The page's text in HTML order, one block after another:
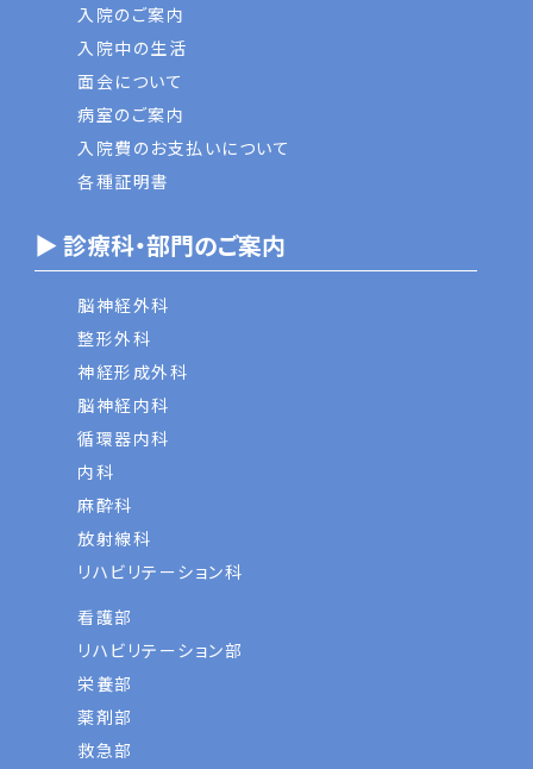
入院のご案内
入院中の生活
面会について
病室のご案内
入院費のお支払いについて
各種証明書
▶ 診療科・部門のご案内
脳神経外科
整形外科
神経形成外科
脳神経内科
循環器内科
内科
麻酔科
放射線科
リハビリテーション科
看護部
リハビリテーション部
栄養部
薬剤部
救急部